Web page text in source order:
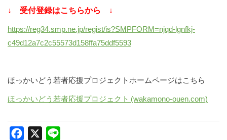
↓ 受付登録はこちらから ↓
https://reg34.smp.ne.jp/regist/is?SMPFORM=njqd-lgnfkj-
c49d12a7c2c55573d158ffa75ddf5593
ほっかいどう若者応援プロジェクトホームページはこちら
ほっかいどう若者応援プロジェクト (wakamono-ouen.com)
Facebook